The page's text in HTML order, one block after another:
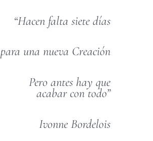
“Hacen falta siete días
para una nueva Creación
Pero antes hay que
acabar con todo”
Ivonne Bordelois